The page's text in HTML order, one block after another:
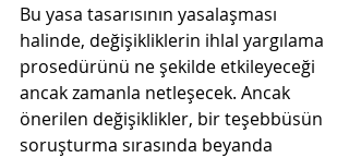
Bu yasa tasarısının yasalaşması
halinde, değişikliklerin ihlal yargılama
prosedürünü ne şekilde etkileyeceği
ancak zamanla netleşecek. Ancak
önerilen değişiklikler, bir teşebbüsün
soruşturma sırasında beyanda